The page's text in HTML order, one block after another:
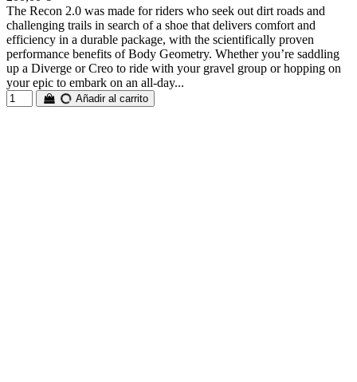
The Recon 2.0 was made for riders who seek out dirt roads and
challenging trails in search of a shoe that delivers comfort and
efficiency in a durable package, with the scientifically proven
performance benefits of Body Geometry. Whether you’re saddling
up a Diverge or Creo to ride with your gravel group or hopping on
your epic to embark on an all-day...
Añadir al carrito